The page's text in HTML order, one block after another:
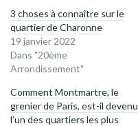
3 choses à connaître sur le
quartier de Charonne
19 janvier 2022
Dans "20ème
Arrondissement"
Comment Montmartre, le
grenier de Paris, est-il devenu
l’un des quartiers les plus